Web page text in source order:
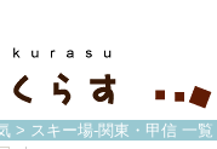
> スキー場-関東・甲信 一覧